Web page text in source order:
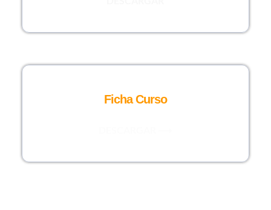
Ficha Curso